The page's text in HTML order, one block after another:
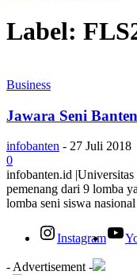
Label:
Business
Jawara Seni
infobanten - 27 Juli 2018
0
infobanten.id |Universitas
pemenang dari 9 lomba
lomba seni siswa
Instagram
- Advertisement -